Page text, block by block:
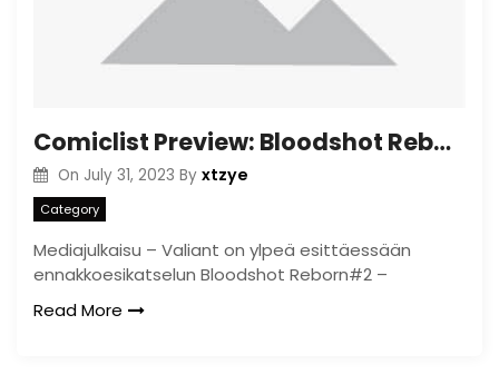
Comiclist Preview: Bloodshot Reborn#2
On July 31, 2023 By xtzye
Category
Mediajulkaisu – Valiant on ylpeä esittäessään
ennakkoesikatselun Bloodshot Reborn#2 –
Read More